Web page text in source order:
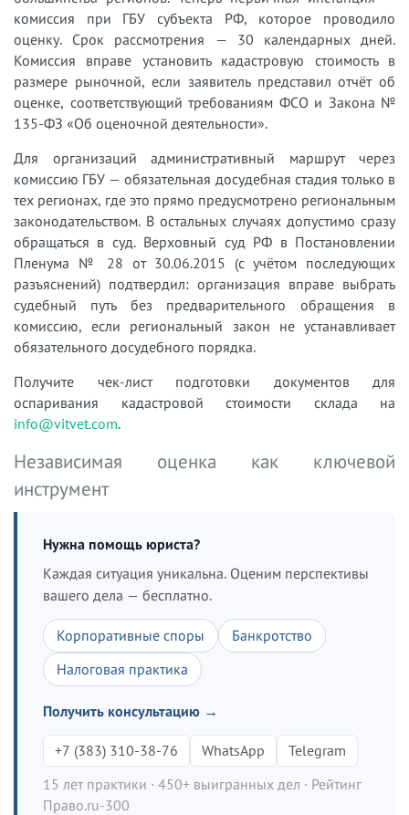
комиссия при ГБУ субъекта РФ, которое проводило
оценку. Срок рассмотрения — 30 календарных дней.
Комиссия вправе установить кадастровую стоимость в
размере рыночной, если заявитель представил отчёт об
оценке, соответствующий требованиям ФСО и Закона №
135-ФЗ «Об оценочной деятельности».
Для организаций административный маршрут через
комиссию ГБУ — обязательная досудебная стадия только в
тех регионах, где это прямо предусмотрено региональным
законодательством. В остальных случаях допустимо сразу
обращаться в суд. Верховный суд РФ в Постановлении
Пленума № 28 от 30.06.2015 (с учётом последующих
разъяснений) подтвердил: организация вправе выбрать
судебный путь без предварительного обращения в
комиссию, если региональный закон не устанавливает
обязательного досудебного порядка.
Получите чек-лист подготовки документов для
оспаривания кадастровой стоимости склада на
info@vitvet.com.
Независимая оценка как ключевой
инструмент
Нужна помощь юриста?
Каждая ситуация уникальна. Оценим перспективы
вашего дела — бесплатно.
Корпоративные споры
Банкротство
Налоговая практика
Получить консультацию →
+7 (383) 310-38-76 WhatsApp
Telegram
15 лет практики · 450+ выигранных дел · Рейтинг
Право.ru-300